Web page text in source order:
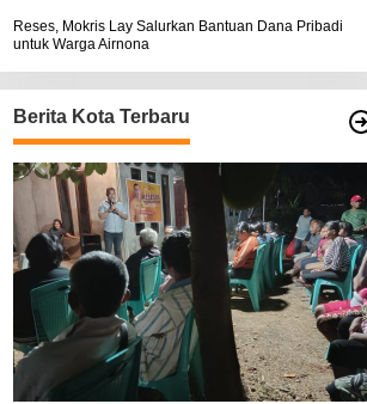
Reses, Mokris Lay Salurkan Bantuan Dana Pribadi
untuk Warga Airnona
Berita Kota Terbaru